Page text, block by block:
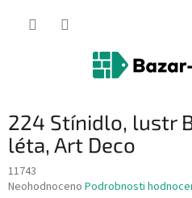
224 Stínidlo, lustr
léta, Art Deco
11743
Průměrné
Neohodnoceno Podrobnosti